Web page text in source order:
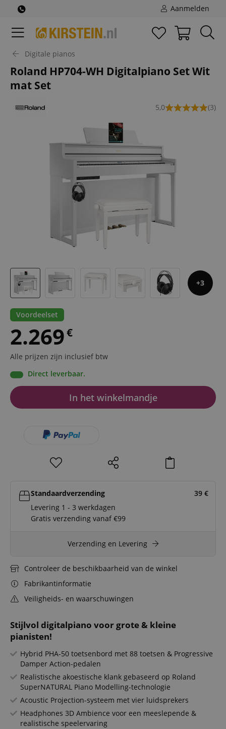
Aanmelden
Digitale pianos
Roland HP704-WH Digitalpiano Set Wit
mat Set
5,0 (3)
3
Stijlvol digitalpiano voor grote & kleine
pianisten!
Hybrid PHA-50 toetsenbord met 88 toetsen & Progressive
Damper Action-pedalen
Realistische akoestische klank gebaseerd op Roland
SuperNATURAL Piano Modelling-technologie
Acoustic Projection-systeem met vier luidsprekers
Headphones 3D Ambience voor een meeslepende &
realistische speelervaring
Voordeelset
2.269€
Alle prijzen zijn inclusief btw
Direct leverbaar.
In het winkelmandje
Standaardverzending 39 €
Levering 1 - 3 werkdagen
Gratis verzending vanaf €99
Verzending en Levering
Controleer de beschikbaarheid van de winkel
Fabrikantinformatie
Veiligheids- en waarschuwingen